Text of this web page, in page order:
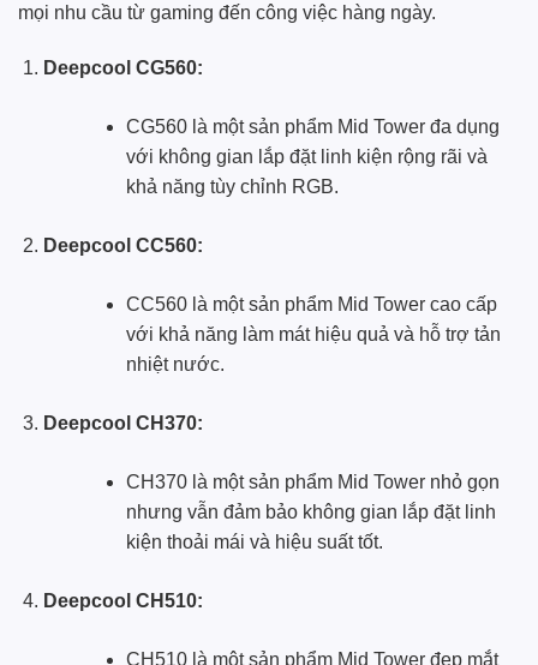
mọi nhu cầu từ gaming đến công việc hàng ngày.
Deepcool CG560:
CG560 là một sản phẩm Mid Tower đa dụng
với không gian lắp đặt linh kiện rộng rãi và
khả năng tùy chỉnh RGB.
Deepcool CC560:
CC560 là một sản phẩm Mid Tower cao cấp
với khả năng làm mát hiệu quả và hỗ trợ tản
nhiệt nước.
Deepcool CH370:
CH370 là một sản phẩm Mid Tower nhỏ gọn
nhưng vẫn đảm bảo không gian lắp đặt linh
kiện thoải mái và hiệu suất tốt.
Deepcool CH510:
CH510 là một sản phẩm Mid Tower đẹp mắt